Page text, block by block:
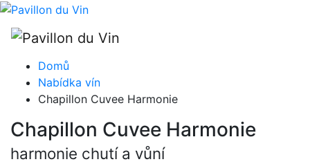
Domů
Nabídka vín
Chapillon Cuvee Harmonie
Chapillon Cuvee Harmonie
harmonie chutí a vůní